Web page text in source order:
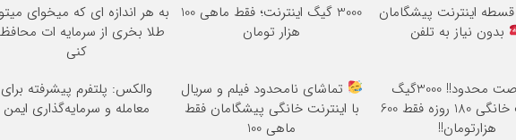
بدون نیاز به تلفن
3000 گیگ اینترنت؛ فقط ماهی 100
هزار تومان
به هر اندازه ای که میخوای
طلا بخری از سرمایه ات
کنی
فرصت محدود!! 3000گیگ
اینترنت خانگی 180 روزه فقط 600
هزارتومان!!
تماشای نامحدود فیلم و سریال
با اینترنت خانگی پیشگامان فقط
ماهی 100
والکس: پلتفرم پیشرفته برای
معامله و سرمایه‌گذاری ایمن